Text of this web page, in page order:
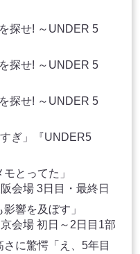
探せ! ～UNDER 5
探せ! ～UNDER 5
探せ! ～UNDER 5
ぎ」『UNDER5
とってた」
会場 3日目・最終日
響を及ぼす」
会場 初日～2日目1部
に驚愕「え、5年目